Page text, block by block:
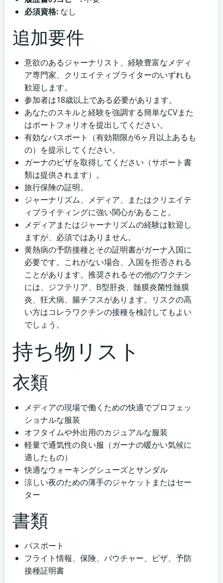
必須資格: なし
追加要件
意欲のあるジャーナリスト、経験豊富なメディ
ア専門家、クリエイティブライターのいずれも
歓迎します。
参加者は18歳以上である必要があります。
あなたのスキルと経験を強調する簡単なCVまた
はポートフォリオを提出してください。
有効なパスポート（有効期限が6ヶ月以上あるも
の）を提示してください。
ガーナのビザを取得してください（サポート書
類は提供されます）。
旅行保険の証明。
ジャーナリズム、メディア、またはクリエイテ
ィブライティングに強い関心があること。
メディアまたはジャーナリズムの経験は歓迎し
ますが、必須ではありません。
黄熱病の予防接種とその証明書がガーナ入国に
必要です。これがない場合、入国を拒否される
ことがあります。推奨されるその他のワクチン
には、ジフテリア、B型肝炎、髄膜炎菌性髄膜
炎、狂犬病、腸チフスがあります。リスクの高
い方はコレラワクチンの接種を検討してもよい
でしょう。
持ち物リスト
衣類
メディアの現場で働くための快適でプロフェッ
ショナルな服装
オフタイムや外出用のカジュアルな服装
軽量で通気性の良い服（ガーナの暖かい気候に
適したもの）
快適なウォーキングシューズとサンダル
涼しい夜のための薄手のジャケットまたはセー
ター
書類
パスポート
フライト情報、保険、バウチャー、ビザ、予防
接種証明書